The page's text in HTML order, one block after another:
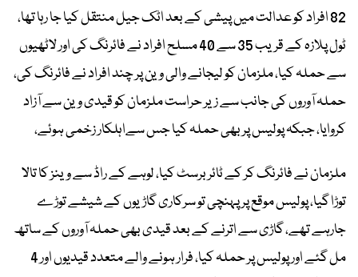
82 افراد کو عدالت میں پیشی کے بعد اٹک جیل منتقل کیا جا رہا تھا،
ٹول پلازہ کے قریب 35 سے 40 مسلح افراد نے فائرنگ کی اور لاٹھیوں
سے حملہ کیا، ملزمان کو لیجانے والی وین پر چند افراد نے فائرنگ کی،
حملہ آوروں کی جانب سے زیر حراست ملزمان کو قیدی وین سے آزاد
کروایا، جبکہ پولیس پربھی حملہ کیا جس سےاہلکار زخمی ہوئے،
ملزمان نے فائرنگ کر کے ٹائر برسٹ کیا، لوہے کے راڈ سے وینز کا تالا
توڑا گیا، پولیس موقع پر پہنچی تو سرکاری گاڑیوں کے شیشے توڑے
جارہے تھے، گاڑی سے اترنے کے بعد قیدی بھی حملہ آوروں کے ساتھ
مل گئے اور پولیس پر حملہ کیا، فرار ہونے والے متعدد قیدیوں اور 4